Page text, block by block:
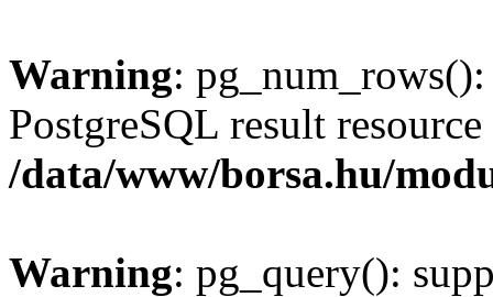
Warning:
PostgreSQL result
/data/www/borsa.hu/
Warning: pg_query():